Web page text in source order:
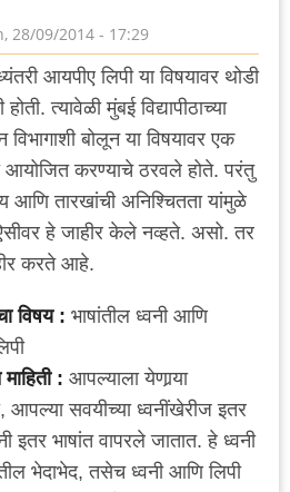
28/09/2014 - 17:29
आयपीए लिपी या विषयावर थोडी
होती. त्यावेळी मुंबई विद्यापीठाच्या
विभागाशी बोलून या विषयावर एक
आयोजित करण्याचे ठरवले होते. परंतु
आणि तारखांची अनिश्चितता यांमुळे
हे जाहीर केले नव्हते. असो. तर
करते आहे.
विषय : भाषांतील ध्वनी आणि
: आपल्याला येणार्‍या
आपल्या सवयीच्या ध्वनींखेरीज इतर
इतर भाषांत वापरले जातात. हे ध्वनी
भेदाभेद, तसेच ध्वनी आणि लिपी